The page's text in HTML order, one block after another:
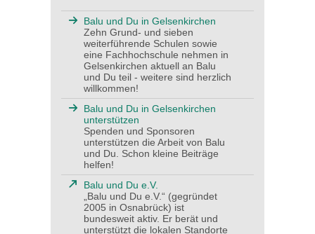
Balu und Du in Gelsenkirchen
Zehn Grund- und sieben
weiterführende Schulen sowie
eine Fachhochschule nehmen in
Gelsenkirchen aktuell an Balu
und Du teil - weitere sind herzlich
willkommen!
Balu und Du in Gelsenkirchen
unterstützen
Spenden und Sponsoren
unterstützen die Arbeit von Balu
und Du. Schon kleine Beiträge
helfen!
Balu und Du e.V.
„Balu und Du e.V.“ (gegründet
2005 in Osnabrück) ist
bundesweit aktiv. Er berät und
unterstützt die lokalen Standorte